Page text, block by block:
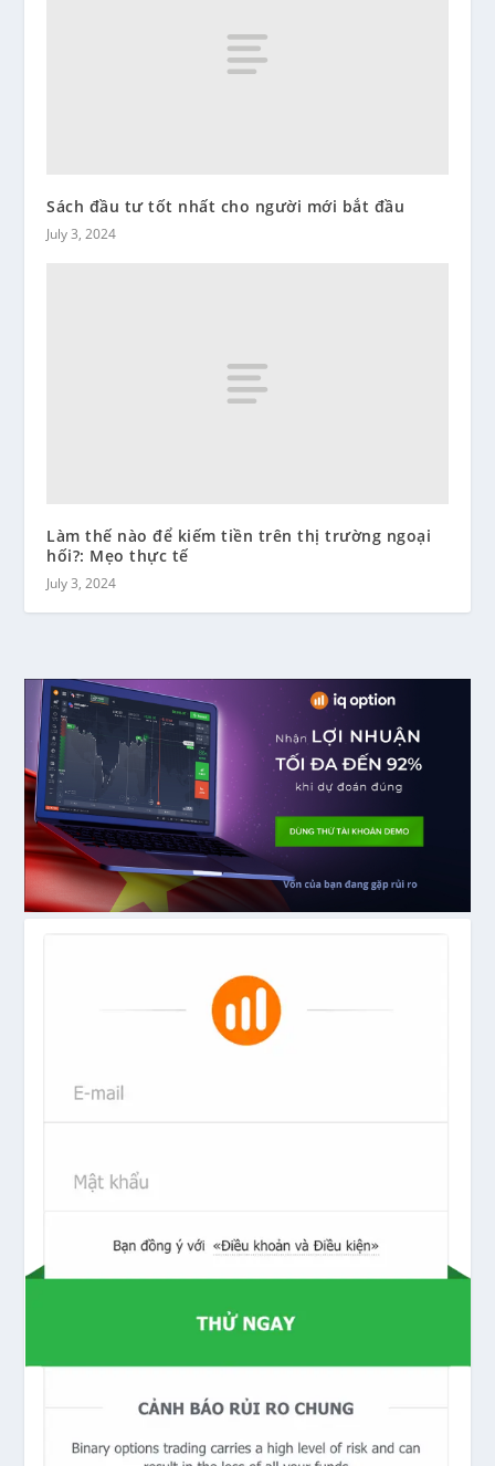
Sách đầu tư tốt nhất cho người mới bắt đầu
Làm thế nào để kiếm tiền trên thị trường ngoại
hối?: Mẹo thực tế